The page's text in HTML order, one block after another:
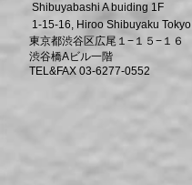
Shibuyabashi A buiding 1F
1-15-16, Hiroo Shibuyaku Tokyo
東京都渋谷区広尾１−１５−１６
渋谷橋Aビル一階
TEL&FAX 03-6277-0552